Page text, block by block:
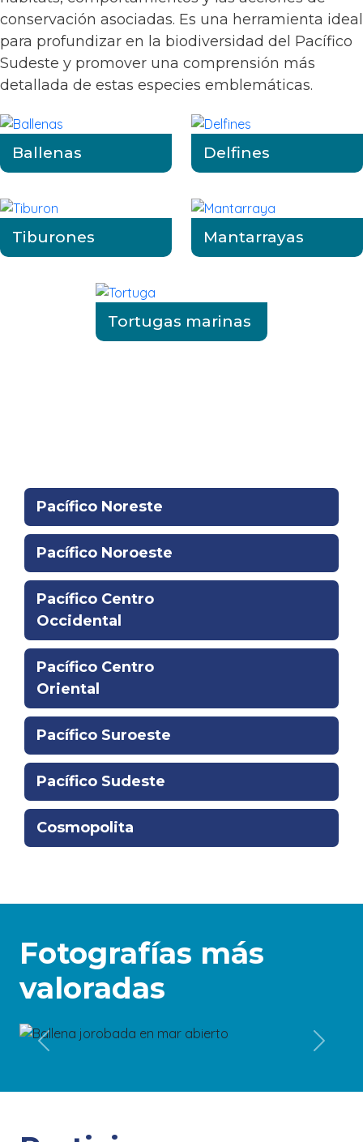
conservación asociadas. Es una herramienta ideal
para profundizar en la biodiversidad del Pacífico
Sudeste y promover una comprensión más
detallada de estas especies emblemáticas.
Ballenas Delfines
Tiburones Mantarrayas
Tortugas marinas
Pacífico Noreste
Pacífico Noroeste
Pacífico Centro
Occidental
Pacífico Centro
Oriental
Pacífico Suroeste
Pacífico Sudeste
Cosmopolita
Fotografías más
valoradas
4192
Previous Next